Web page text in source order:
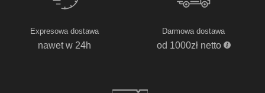
Expresowa dostawa
nawet w 24h
Darmowa dostawa
od 1000zł netto